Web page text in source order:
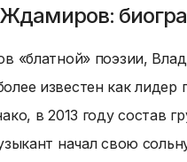
«блатной» поэзии,
известен как лидер
в 2013 году состав
начал свою